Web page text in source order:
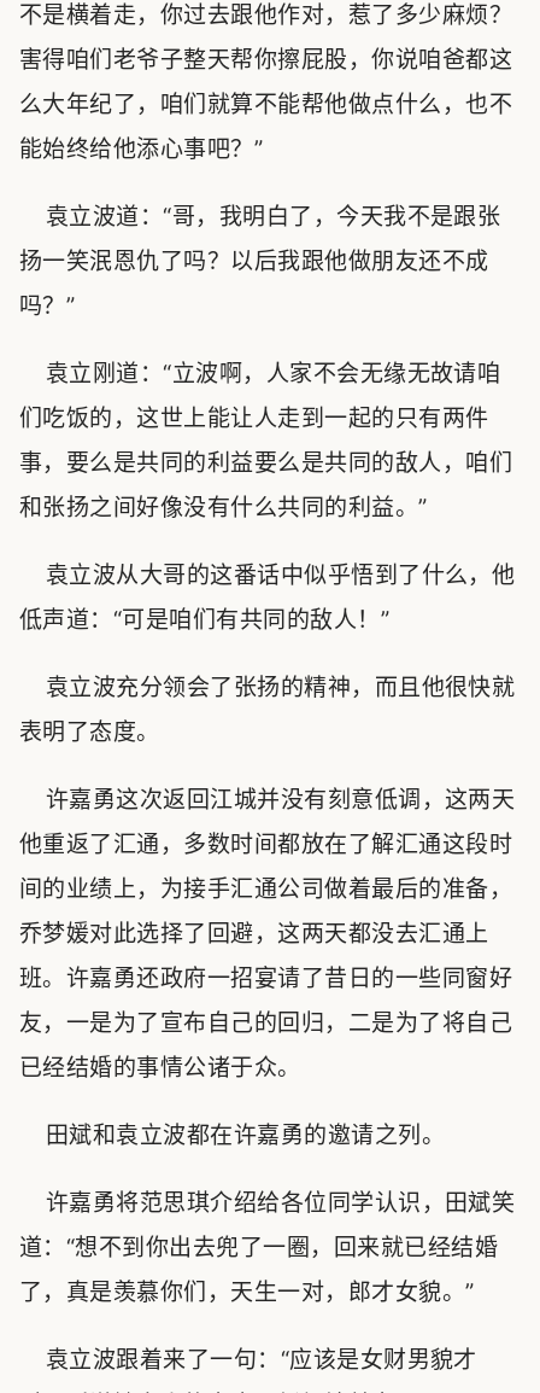
不是横着走，你过去跟他作对，惹了多少麻烦？
害得咱们老爷子整天帮你擦屁股，你说咱爸都这
么大年纪了，咱们就算不能帮他做点什么，也不
能始终给他添心事吧？”
袁立波道：“哥，我明白了，今天我不是跟张
扬一笑泯恩仇了吗？以后我跟他做朋友还不成
吗？”
袁立刚道：“立波啊，人家不会无缘无故请咱
们吃饭的，这世上能让人走到一起的只有两件
事，要么是共同的利益要么是共同的敌人，咱们
和张扬之间好像没有什么共同的利益。”
袁立波从大哥的这番话中似乎悟到了什么，他
低声道：“可是咱们有共同的敌人！”
袁立波充分领会了张扬的精神，而且他很快就
表明了态度。
许嘉勇这次返回江城并没有刻意低调，这两天
他重返了汇通，多数时间都放在了解汇通这段时
间的业绩上，为接手汇通公司做着最后的准备，
乔梦媛对此选择了回避，这两天都没去汇通上
班。许嘉勇还政府一招宴请了昔日的一些同窗好
友，一是为了宣布自己的回归，二是为了将自己
已经结婚的事情公诸于众。
田斌和袁立波都在许嘉勇的邀请之列。
许嘉勇将范思琪介绍给各位同学认识，田斌笑
道：“想不到你出去兜了一圈，回来就已经结婚
了，真是羡慕你们，天生一对，郎才女貌。”
袁立波跟着来了一句：“应该是女财男貌才